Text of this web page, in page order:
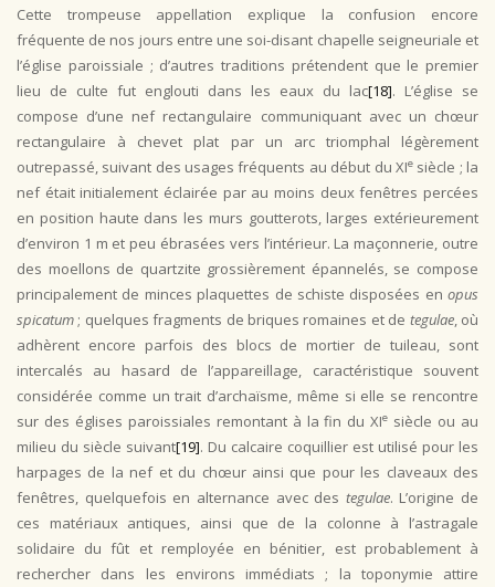
Cette trompeuse appellation explique la confusion encore
fréquente de nos jours entre une soi-disant chapelle seigneuriale et
l’église paroissiale ; d’autres traditions prétendent que le premier
lieu de culte fut englouti dans les eaux du lac[18]. L’église se
compose d’une nef rectangulaire communiquant avec un chœur
rectangulaire à chevet plat par un arc triomphal légèrement
outrepassé, suivant des usages fréquents au début du XIesiècle ; la
nef était initialement éclairée par au moins deux fenêtres percées
en position haute dans les murs goutterots, larges extérieurement
d’environ 1 m et peu ébrasées vers l’intérieur. La maçonnerie, outre
des moellons de quartzite grossièrement épannelés, se compose
principalement de minces plaquettes de schiste disposées en opus
spicatum ; quelques fragments de briques romaines et de tegulae, où
adhèrent encore parfois des blocs de mortier de tuileau, sont
intercalés au hasard de l’appareillage, caractéristique souvent
considérée comme un trait d’archaïsme, même si elle se rencontre
sur des églises paroissiales remontant à la fin du XIe siècle ou au
milieu du siècle suivant[19]. Du calcaire coquillier est utilisé pour les
harpages de la nef et du chœur ainsi que pour les claveaux des
fenêtres, quelquefois en alternance avec des tegulae. L’origine de
ces matériaux antiques, ainsi que de la colonne à l’astragale
solidaire du fût et remployée en bénitier, est probablement à
rechercher dans les environs immédiats ; la toponymie attire